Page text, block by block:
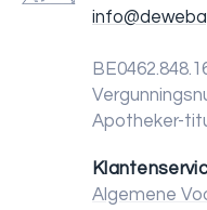
Apotheker-
Algemene